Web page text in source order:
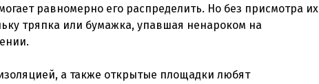
равномерно его распределить. Но без присмотра их
тряпка или бумажка, упавшая ненароком на
а также открытые площадки любят